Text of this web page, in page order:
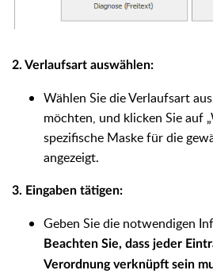
2. Verlaufsart auswählen:
Wählen Sie die Verlaufsart
möchten, und klicken Sie auf
spezifische Maske für die
angezeigt.
3. Eingaben tätigen:
Geben Sie die notwendigen
Beachten Sie, dass jeder
Verordnung verknüpft sein